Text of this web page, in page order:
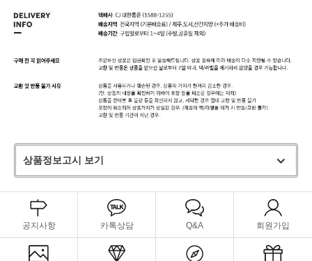
상품정보고시 보기
공지사항 카톡상담 Q&A 회원가입